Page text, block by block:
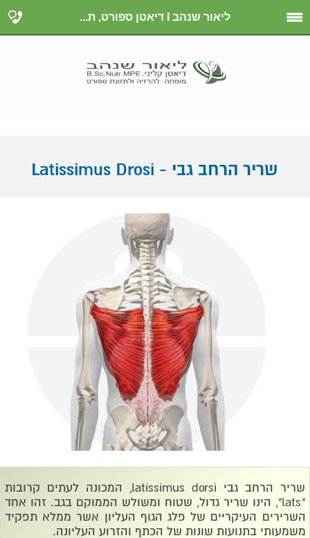
ליאור שנהב I דיאטן ספורט, ת...
שריר הרחב גבי latissimus dorsi, המכונה לעתים קרובות
"
lats", הינו שריר גדול, שטוח ומשולש הממוקם בגב. זהו אחד
השרירים העיקריים של פלג הגוף העליון אשר ממלא תפקיד
משמעותי בתנועות שונות של הכתף והזרוע העליונה.
שריר הרחב גבי - Latissimus Drosi